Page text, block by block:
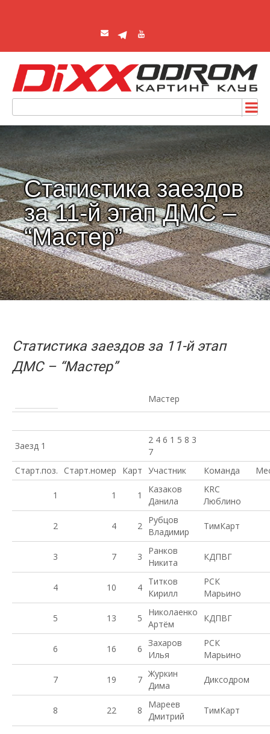
Статистика заездов
за 11-й этап ДМС –
“Мастер”
Статистика заездов за 11-й этап
ДМС – “Мастер”
Мастер
Заезд 1
2 4 6 1 5 8 3
7
Старт.поз.
Старт.номер Карт Участник Команда
1 1 1
Казаков
Данила
KRC
Люблино
2 4 2
Рубцов
Владимир
ТимКарт
3 7 3
Ранков
Никита
КДПВГ
4 10 4
Титков
Кирилл
РСК
Марьино
5 13 5
Николаенко
Артём
КДПВГ
6 16 6
Захаров
Илья
РСК
Марьино
7 19 7
Журкин
Дима
Диксодром
8 22 8
Мареев
Дмитрий
ТимКарт